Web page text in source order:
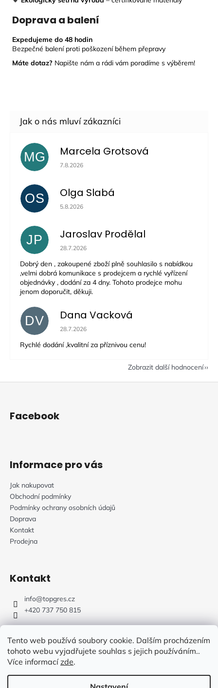
Tento web používá soubory cookie. Dalším procházením
tohoto webu vyjadřujete souhlas s jejich používáním..
Více informacízde.
Doprava a balení
Expedujeme do 48 hodin
Bezpečné balení proti poškození během přepravy
Máte dotaz? Napište nám a rádi vám poradíme s výběrem!
MG Marcela Grotsová
Hodnocení obchodu je 5 z 5 hvězdiček.
7.8.2026
OS Olga Slabá
Hodnocení obchodu je 5 z 5 hvězdiček.
5.8.2026
JP Jaroslav Prodělal
Hodnocení obchodu je 5 z 5 hvězdiček.
28.7.2026
Dobrý den , zakoupené zboží plně souhlasilo s nabídkou
,velmi dobrá komunikace s prodejcem a rychlé vyřízení
objednávky , dodání za 4 dny. Tohoto prodejce mohu
jenom doporučit, děkuji.
DV Dana Vacková
Hodnocení obchodu je 5 z 5 hvězdiček.
28.7.2026
Rychlé dodání ,kvalitní za příznivou cenu!
Zobrazit další hodnocení
Z
Facebook
Informace pro vás
Jak nakupovat
Obchodní podmínky
Podmínky ochrany osobních údajů
Doprava
Kontakt
Prodejna
Kontakt
info@topgres.cz
+420 737 750 815